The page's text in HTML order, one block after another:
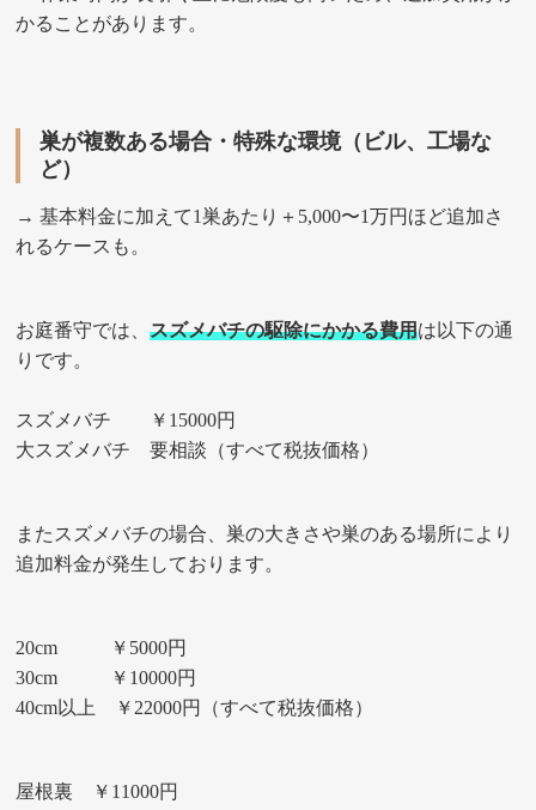
かることがあります。
巣が複数ある場合・特殊な環境（ビル、工場な
ど）
→ 基本料金に加えて1巣あたり＋5,000〜1万円ほど追加さ
れるケースも。
お庭番守では、スズメバチの駆除にかかる費用は以下の通
りです。
スズメバチ ￥15000円
大スズメバチ 要相談（すべて税抜価格）
またスズメバチの場合、巣の大きさや巣のある場所により
追加料金が発生しております。
20cm ￥5000円
30cm ￥10000円
40cm以上 ￥22000円（すべて税抜価格）
屋根裏 ￥11000円